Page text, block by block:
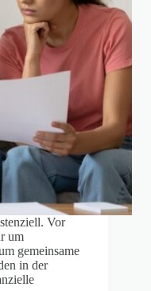
Vor
um
gemeinsame
in der